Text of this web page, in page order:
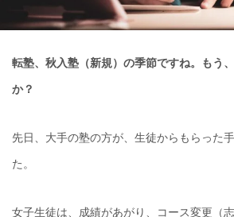
転塾、秋入塾（新規）の季節ですね。もう
か？
先日、大手の塾の方が、生徒からもらった
た。
女子生徒は、成績があがり、コース変更（